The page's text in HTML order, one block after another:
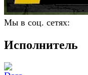
Мы в соц. сетях:
Исполнитель